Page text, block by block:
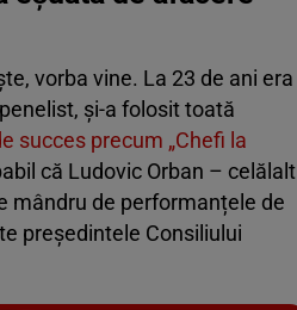
vorba vine. La 23 de ani era
și-a folosit toată
succes precum „Chefi la
că Ludovic Orban – celălalt
mândru de performanțele de
președintele Consiliului